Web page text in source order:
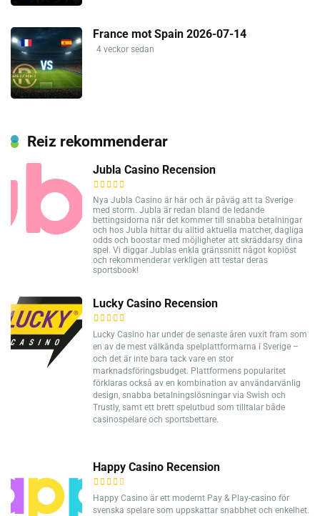
France mot Spain 2026-07-14
4 veckor sedan
Reiz rekommenderar
Jubla Casino Recension
Nya Jubla Casino är här och är påväg att ta Sverige
med storm. Jubla är redan bland de ledande
bettingsidorna när det kommer till snabba betalningar
och hos Jubla hittar du alltid aktuella matcher, dagliga
odds och boostar med möjligheter att skräddarsy dina
spel. Vi diggar Jublas enkla gränssnitt något kopiöst
och rekommenderar verkligen att testar deras
sportsbook!
Lucky Casino Recension
Lucky Casino har under de senaste åren vuxit fram som
en av de mest välkända spelplattformarna i Sverige –
och det är inte bara tack vare en stor
marknadsföringsbudget. Plattformens popularitet
förklaras också av en kombination av användarvänlig
design, snabba betalningslösningar via Swish och
Trustly, samt ett brett spelutbud som tilltalar både
casinospelare och sportsbettare.
Happy Casino Recension
Happy Casino är ett modernt Pay & Play-casino för
svenska spelare som uppskattar snabbhet och enkelhet.